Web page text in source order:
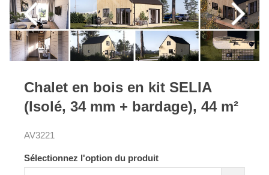
Chalet en bois en kit SELIA
(Isolé, 34 mm + bardage), 44 m²
AV3221
Sélectionnez l'option du produit